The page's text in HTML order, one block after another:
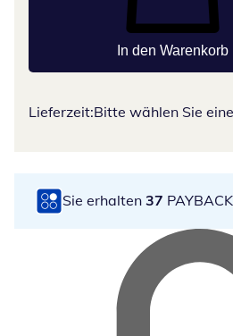
In den Warenkorb
Lieferzeit:Bitte wählen Sie
Sie erhalten 37